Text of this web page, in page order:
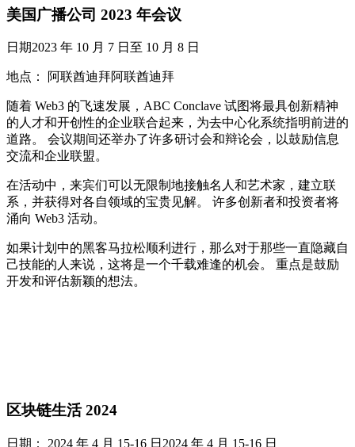
美国广播公司 2023 年会议
日期2023 年 10 月 7 日至 10 月 8 日
地点： 阿联酋迪拜阿联酋迪拜
随着 Web3 的飞速发展，ABC Conclave 试图将最具创新精神
的人才和开创性的企业联合起来，为去中心化系统指明前进的
道路。 会议期间还举办了许多研讨会和辩论会，以鼓励信息
交流和企业联盟。
在活动中，来宾们可以无限制地接触名人和艺术家，建立联
系，并获得对各自领域的宝贵见解。 许多创新者和投资者将
涌向 Web3 活动。
如果计划中的黑客马拉松顺利进行，那么对于那些一直隐藏自
己技能的人来说，这将是一个千载难逢的机会。 重点是鼓励
开发和评估新颖的想法。
区块链生活 2024
日期： 2024 年 4 月 15-16 日2024 年 4 月 15-16 日